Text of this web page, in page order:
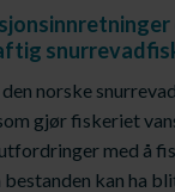
norske
gjør fiskeriet
med å
kan ha